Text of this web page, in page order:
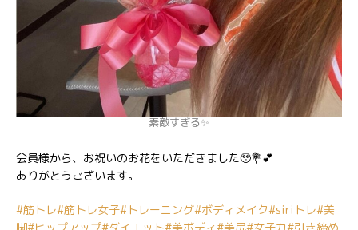
素敵すぎる✨
会員様から、お祝いのお花をいただきました🥹💐💕
ありがとうございます。
#筋トレ#筋トレ女子#トレーニング#ボディメイク#siriトレ#美